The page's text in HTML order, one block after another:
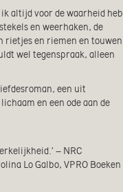
altijd voor de waarheid heb
en weerhaken, de
rietjes en riemen en touwen
wel tegenspraak, alleen
een uit
en een ode aan de
– NRC
Lo Galbo, VPRO Boeken